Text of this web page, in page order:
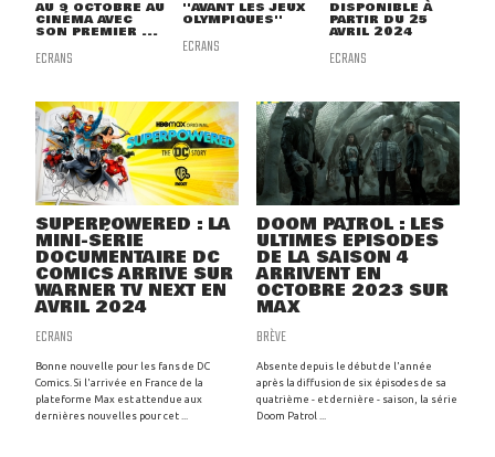
AU 9 OCTOBRE AU
CINÉMA AVEC
SON PREMIER ...
ECRANS
''AVANT LES JEUX
OLYMPIQUES''
ECRANS
DISPONIBLE À
PARTIR DU 25
AVRIL 2024
ECRANS
SUPERPOWERED : LA
MINI-SÉRIE
DOCUMENTAIRE DC
COMICS ARRIVE SUR
WARNER TV NEXT EN
AVRIL 2024
ECRANS
Bonne nouvelle pour les fans de DC
Comics. Si l'arrivée en France de la
plateforme Max est attendue aux
dernières nouvelles pour cet ...
DOOM PATROL : LES
ULTIMES ÉPISODES
DE LA SAISON 4
ARRIVENT EN
OCTOBRE 2023 SUR
MAX
BRÈVE
Absente depuis le début de l'année
après la diffusion de six épisodes de sa
quatrième - et dernière - saison, la série
Doom Patrol ...